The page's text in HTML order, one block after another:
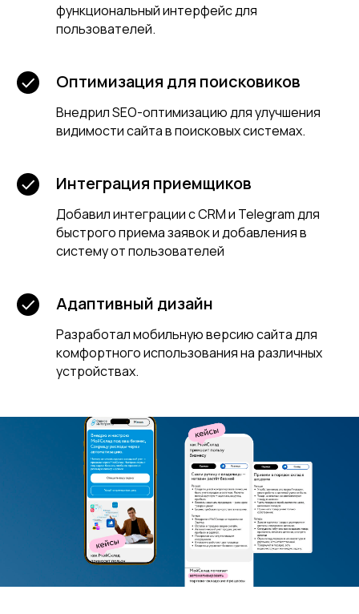
функциональный интерфейс для
пользователей.
Оптимизация для поисковиков
Внедрил SEO-оптимизацию для улучшения
видимости сайта в поисковых системах.
Интеграция приемщиков
Добавил интеграции с CRM и Telegram для
быстрого приема заявок и добавления в
систему от пользователей
Адаптивный дизайн
Разработал мобильную версию сайта для
комфортного использования на различных
устройствах.